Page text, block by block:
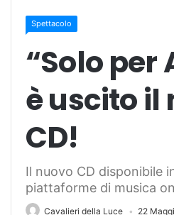
Spettacolo
“Solo per
è uscito il
CD!
Il nuovo CD disponibile
piattaforme di musica
Cavalieri della Luce 22